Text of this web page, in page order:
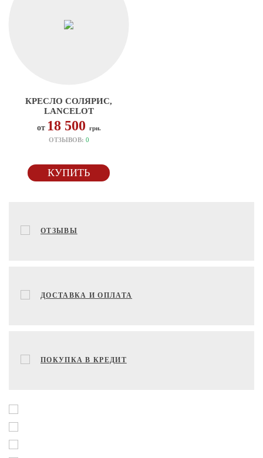
КРЕСЛО СОЛЯРИС,
LANCELOT
от 18 500 грн.
ОТЗЫВОВ: 0
КУПИТЬ
ОТЗЫВЫ
ДОСТАВКА И ОПЛАТА
ПОКУПКА В КРЕДИТ